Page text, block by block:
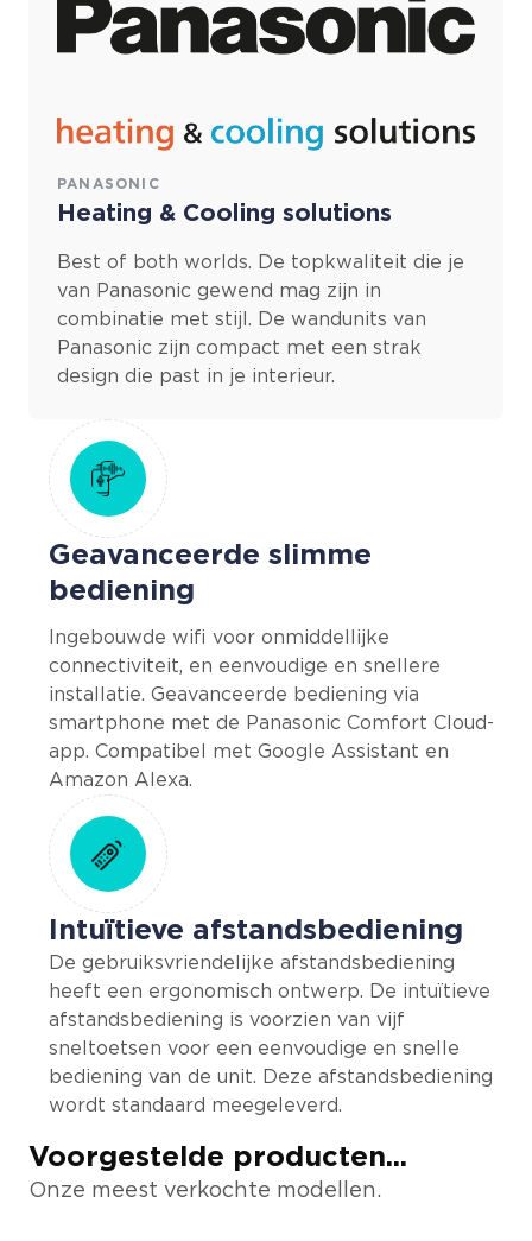
PANASONIC
Heating & Cooling solutions
Best of both worlds. De topkwaliteit die je
van Panasonic gewend mag zijn in
combinatie met stijl. De wandunits van
Panasonic zijn compact met een strak
design die past in je interieur.
Geavanceerde slimme
bediening
Ingebouwde wifi voor onmiddellijke
connectiviteit, en eenvoudige en snellere
installatie. Geavanceerde bediening via
smartphone met de Panasonic Comfort Cloud-
app. Compatibel met Google Assistant en
Amazon Alexa.
Intuïtieve afstandsbediening
De gebruiksvriendelijke afstandsbediening
heeft een ergonomisch ontwerp. De intuïtieve
afstandsbediening is voorzien van vijf
sneltoetsen voor een eenvoudige en snelle
bediening van de unit. Deze afstandsbediening
wordt standaard meegeleverd.
Voorgestelde producten...
Onze meest verkochte modellen.